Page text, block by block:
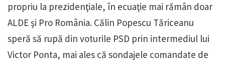
propriu la prezidenţiale, în ecuaţie mai rămân doar
ALDE şi Pro România. Călin Popescu Tăriceanu
speră să rupă din voturile PSD prin intermediul lui
Victor Ponta, mai ales că sondajele comandate de